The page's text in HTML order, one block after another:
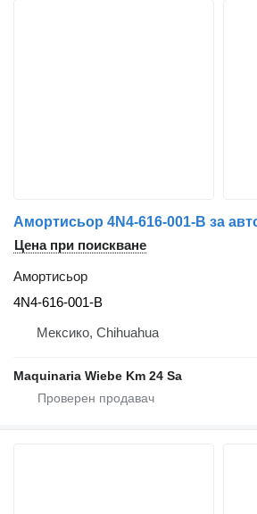
Цена при поискване
Амортисьор
4N4-616-001-B
Мексико, Chihuahua
Maquinaria Wiebe Km 24 Sa